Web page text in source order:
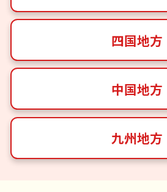
四国地方
中国地方
九州地方